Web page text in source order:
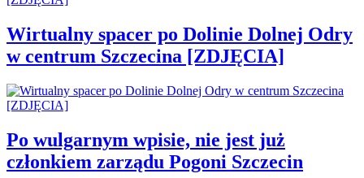
Wirtualny spacer po Dolinie Dolnej Odry
w centrum Szczecina [ZDJĘCIA]
Po wulgarnym wpisie, nie jest już
członkiem zarządu Pogoni Szczecin